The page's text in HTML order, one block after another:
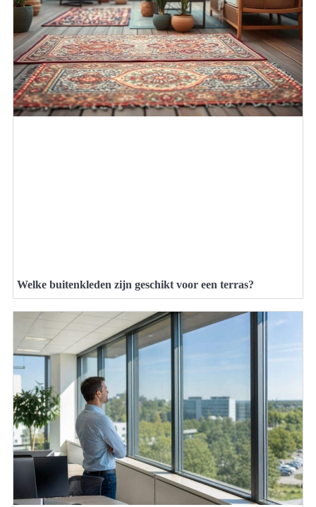
Welke buitenkleden zijn geschikt voor een terras?